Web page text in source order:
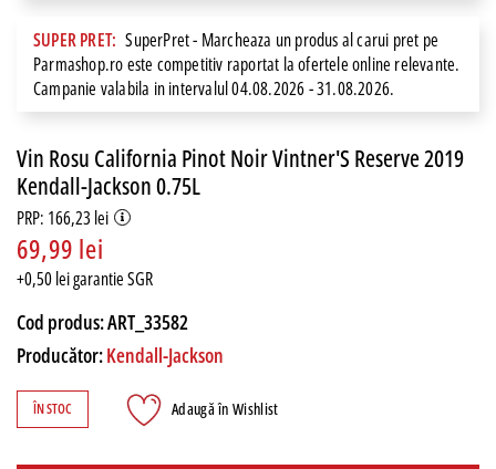
SUPER PRET: SuperPret - Marcheaza un produs al carui pret pe
Parmashop.ro este competitiv raportat la ofertele online relevante.
Campanie valabila in intervalul 04.08.2026 - 31.08.2026.
Vin Rosu California Pinot Noir Vintner'S Reserve 2019
Kendall-Jackson 0.75L
PRP: 166,23 lei
69,99 lei
+0,50 lei garantie SGR
Cod produs:ART_33582
Producător:Kendall-Jackson
ÎN STOC Adaugă în Wishlist